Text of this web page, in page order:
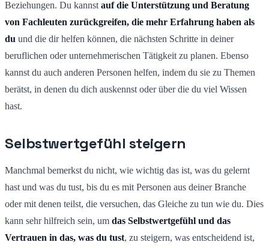
Beziehungen. Du kannst auf die Unterstützung und Beratung
von Fachleuten zurückgreifen, die mehr Erfahrung haben als
du und die dir helfen können, die nächsten Schritte in deiner
beruflichen oder unternehmerischen Tätigkeit zu planen. Ebenso
kannst du auch anderen Personen helfen, indem du sie zu Themen
berätst, in denen du dich auskennst oder über die du viel Wissen
hast.
Selbstwertgefühl steigern
Manchmal bemerkst du nicht, wie wichtig das ist, was du gelernt
hast und was du tust, bis du es mit Personen aus deiner Branche
oder mit denen teilst, die versuchen, das Gleiche zu tun wie du. Dies
kann sehr hilfreich sein, um das Selbstwertgefühl und das
Vertrauen in das, was du tust, zu steigern, was entscheidend ist,